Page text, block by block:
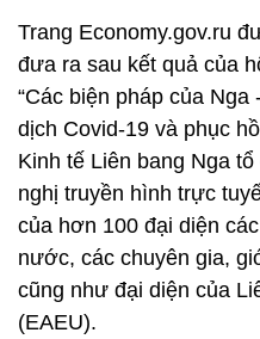
Trang Economy.gov.ru
đưa ra sau kết quả của
“Các biện pháp của
dịch Covid-19 và phục
Kinh tế Liên bang Nga
nghị truyền hình trực
của hơn 100 đại diện
nước, các chuyên gia,
cũng như đại diện của
(EAEU).